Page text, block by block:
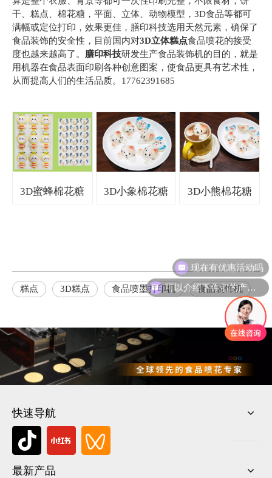
干、糕点、棉花糖，平面、立体、动物模型，3D食品等都可
满幅或定位打印，效果更佳，膳印科技选用天然元素，确保了
食品装饰的安全性，目前国内对3D立体糕点食品喷花的接受
度也越来越高了。 膳印科技研发生产食品装饰机的目的，就是
用机器在食品表面印刷各种创意图案，使食品更具有艺术性，
从而提高人们的生活品质。17762391685
3D蜜蜂棉花糖 3D小象棉花糖 3D小熊棉花糖
糕点 3D糕点 食品喷墨打印机 食品装饰机
快速导航
最新产品
可以介绍下你们的产品么
现在有优惠活动吗